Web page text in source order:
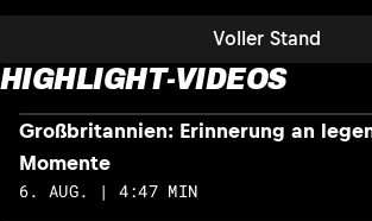
Voller Stand
HIGHLIGHT-VIDEOS
Großbritannien: Erinnerung an
Momente
6. AUG. | 4:47 MIN